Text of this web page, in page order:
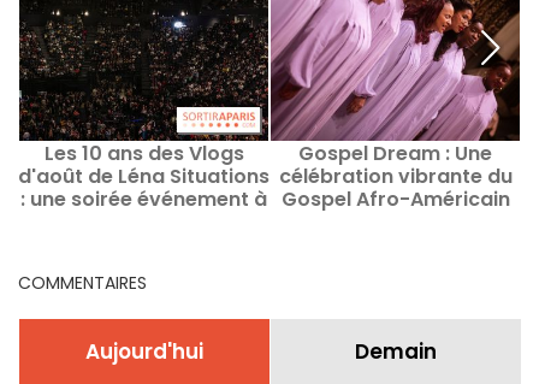
Les 10 ans des Vlogs
d'août de Léna Situations
: une soirée événement à
Gospel Dream : Une
célébration vibrante du
Gospel Afro-Américain
COMMENTAIRES
Aujourd'hui Demain